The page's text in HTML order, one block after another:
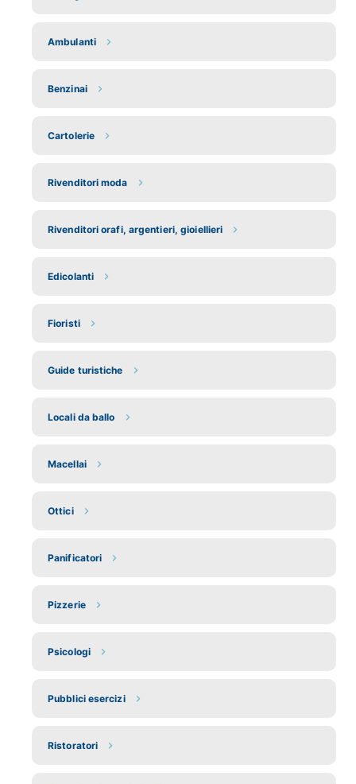
Ambulanti
Benzinai
Cartolerie
Rivenditori moda
Rivenditori orafi, argentieri, gioiellieri
Edicolanti
Fioristi
Guide turistiche
Locali da ballo
Macellai
Ottici
Panificatori
Pizzerie
Psicologi
Pubblici esercizi
Ristoratori